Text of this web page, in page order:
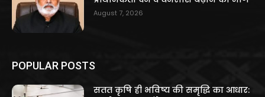
August 7, 2026
POPULAR POSTS
सतत कृषि ही भविष्य की समृद्धि का आधार: